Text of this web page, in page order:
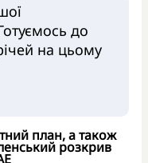
до
на цьому
план, а також
розкрив